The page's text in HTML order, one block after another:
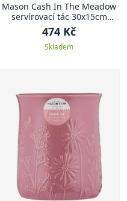
Mason Cash In The Meadow
servírovací tác 30x15cm
růžový
474 Kč
Skladem